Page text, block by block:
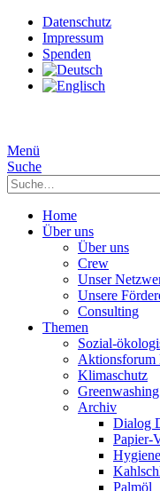
Datenschutz
Impressum
Spenden
Menü
Suche
Suche
Home
Über uns
Über uns
Crew
Unser
Unsere
Consulting
Themen
Sozial-
Aktionsforum
Klimaschutz
Greenwashing
Archiv
Dialog
Papier-
Palmöl